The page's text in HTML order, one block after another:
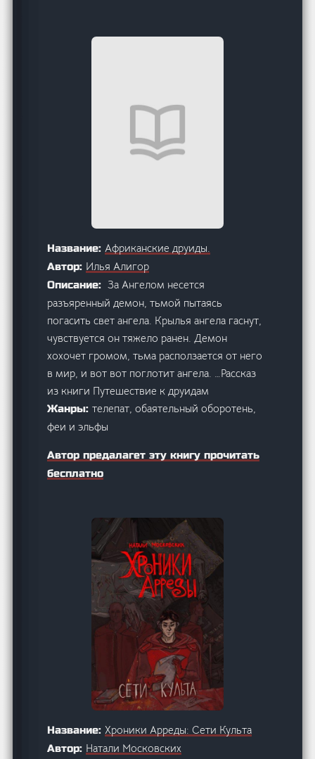
Название:Африканские друиды.
Автор: Илья Алигор
Описание: За Ангелом несется
разъяренный демон, тьмой пытаясь
погасить свет ангела. Крылья ангела гаснут,
чувствуется он тяжело ранен. Демон
хохочет громом, тьма расползается от него
в мир, и вот вот поглотит ангела. …Рассказ
из книги Путешествие к друидам
Жанры:телепат, обаятельный оборотень,
феи и эльфы
Автор предалагет эту книгу прочитать
бесплатно
Название:Хроники Арреды: Сети Культа
Автор: Натали Московских